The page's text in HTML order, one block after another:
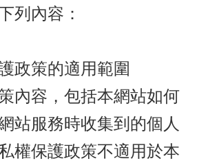
列內容：
政策的適用範圍
內容，包括本網站如何
站服務時收集到的個人
權保護政策不適用於本